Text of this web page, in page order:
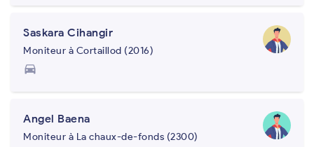
Saskara Cihangir
Moniteur à Cortaillod (2016)
directions_car
Angel Baena
Moniteur à La chaux-de-fonds (2300)